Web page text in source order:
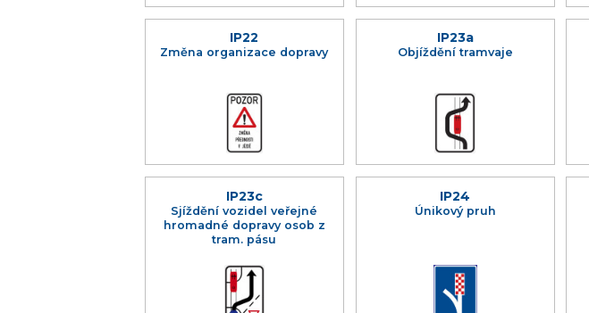
IP22
Změna organizace dopravy
IP23a
Objíždění tramvaje
IP23c
Sjíždění vozidel veřejné
hromadné dopravy osob z
tram. pásu
IP24
Únikový pruh